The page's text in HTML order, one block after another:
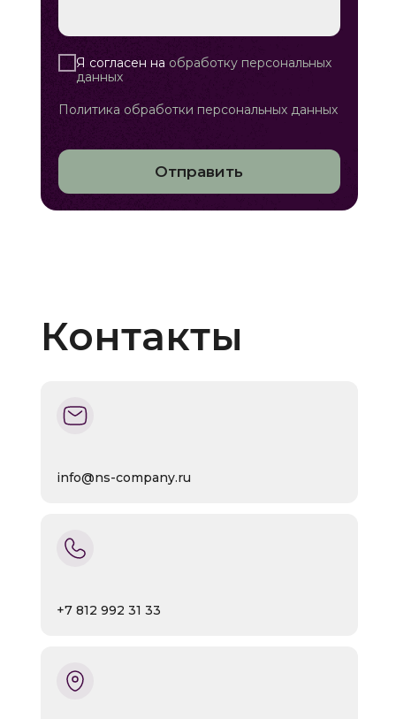
Я согласен на обработку персональных
данных
Политика обработки персональных данных
Отправить
Контакты
+7 812 992 31 33
info@ns-company.ru